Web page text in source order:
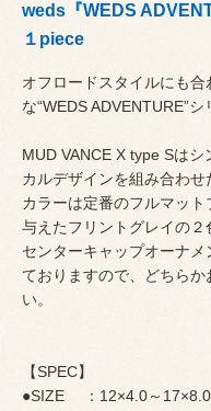
weds『WEDS
１piece
オフロードスタイルにも
な“WEDS ADVENTURE”シ
MUD VANCE X type Sは
カルデザインを組み合わせ
カラーは定番のフルマッ
与えたフリントグレイの２
センターキャップオーナ
ておりますので、どちら
い。
【SPEC】
●SIZE ：12×4.0～17×8.0